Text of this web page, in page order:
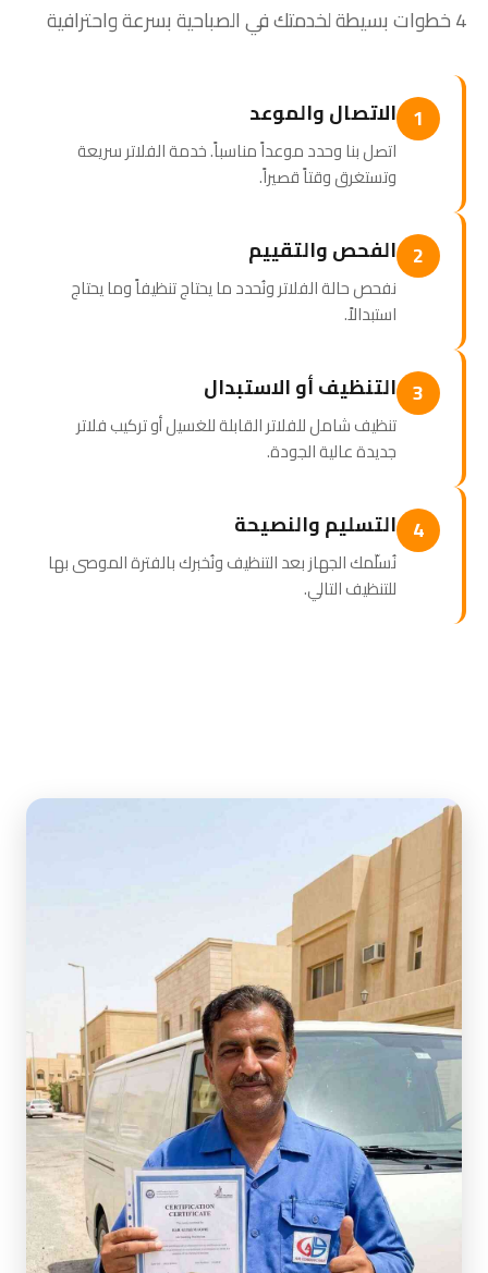
4 خطوات بسيطة لخدمتك في الصباحية بسرعة واحترافية
1 الاتصال والموعد
اتصل بنا وحدد موعداً مناسباً. خدمة الفلاتر سريعة
وتستغرق وقتاً قصيراً.
2 الفحص والتقييم
نفحص حالة الفلاتر ونُحدد ما يحتاج تنظيفاً وما يحتاج
استبدالاً.
3 التنظيف أو الاستبدال
تنظيف شامل للفلاتر القابلة للغسيل أو تركيب فلاتر
جديدة عالية الجودة.
4 التسليم والنصيحة
نُسلّمك الجهاز بعد التنظيف ونُخبرك بالفترة الموصى بها
للتنظيف التالي.